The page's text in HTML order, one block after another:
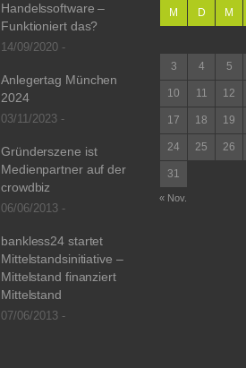
Handelssoftware –
Funktioniert das?
14/09/2020 -
Anlegertag München
2024
03/11/2023 -
Gründerszene ist
Medienpartner auf der
crowdbiz
06/06/2013 -
bankless24 startet
Mittelstandsinitiative –
Mittelstand finanziert
Mittelstand
07/06/2013 -
M D M
3 4 5
10 11 12
17 18 19
24 25 26
31
« Nov.